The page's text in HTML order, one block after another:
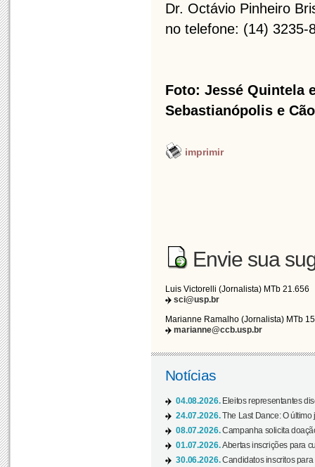
Dr. Octávio Pinheiro
no telefone: (14)
Foto: Jessé Quintela
Sebastianópolis e
imprimir
Envie sua
Luis Victorelli (Jornalista) MTb 21.656
sci@usp.br
Marianne Ramalho (Jornalista) MTb
marianne@ccb.usp.br
Notícias
04.08.2026. Eleitos representantes
24.07.2026.The Last Dance: O
08.07.2026.Campanha solicita
01.07.2026.Abertas inscrições para
30.06.2026.Candidatos inscritos